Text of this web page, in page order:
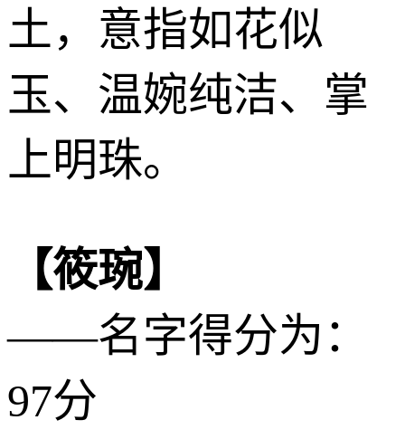
土，意指如花似
玉、温婉纯洁、掌
上明珠。
【筱琬】
——名字得分为：
97分